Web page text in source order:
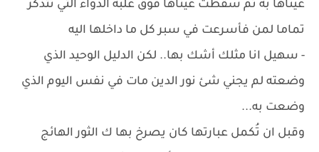
عيناها به ثم سقطت عيناها فوق علبه الدواء التي تتذكر
تماما لمن فأسرعت في سبر كل ما داخلها اليه
- سهيل انا مثلك أشك بها.. لكن الدليل الوحيد الذي
وضعته لم يجني شئ نور الدين مات في نفس اليوم الذي
وضعت به...
وقبل ان تُكمل عبارتها كان يصرخ بها ك الثور الهائج